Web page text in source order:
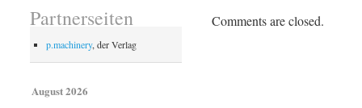
Comments are closed.
Partnerseiten
p.machinery, der Verlag
August 2026